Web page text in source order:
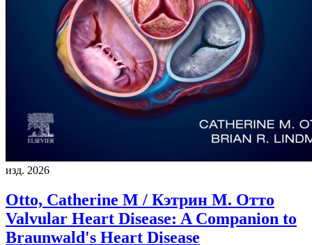
изд. 2026
Otto, Catherine M / Кэтрин М. Отто
Valvular Heart Disease: A Companion to
Braunwald's Heart Disease